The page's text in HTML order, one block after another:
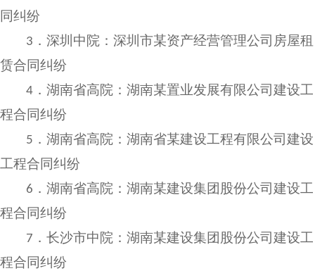
同纠纷
3． 深圳中院：深圳市某资产经营管理公司房屋租
赁合同纠纷
4． 湖南省高院：湖南某置业发展有限公司建设工
程合同纠纷
5． 湖南省高院：湖南省某建设工程有限公司建设
工程合同纠纷
6． 湖南省高院：湖南某建设集团股份公司建设工
程合同纠纷
7． 长沙市中院：湖南某建设集团股份公司建设工
程合同纠纷